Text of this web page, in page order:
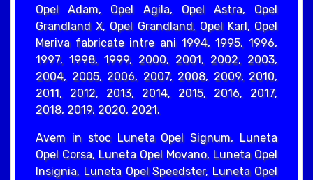
Opel Adam, Opel Agila, Opel Astra, Opel
Grandland X, Opel Grandland, Opel Karl, Opel
Meriva fabricate intre ani 1994, 1995, 1996,
1997, 1998, 1999, 2000, 2001, 2002, 2003,
2004, 2005, 2006, 2007, 2008, 2009, 2010,
2011, 2012, 2013, 2014, 2015, 2016, 2017,
2018, 2019, 2020, 2021.
Avem in stoc Luneta Opel Signum, Luneta
Opel Corsa, Luneta Opel Movano, Luneta Opel
Insignia, Luneta Opel Speedster, Luneta Opel